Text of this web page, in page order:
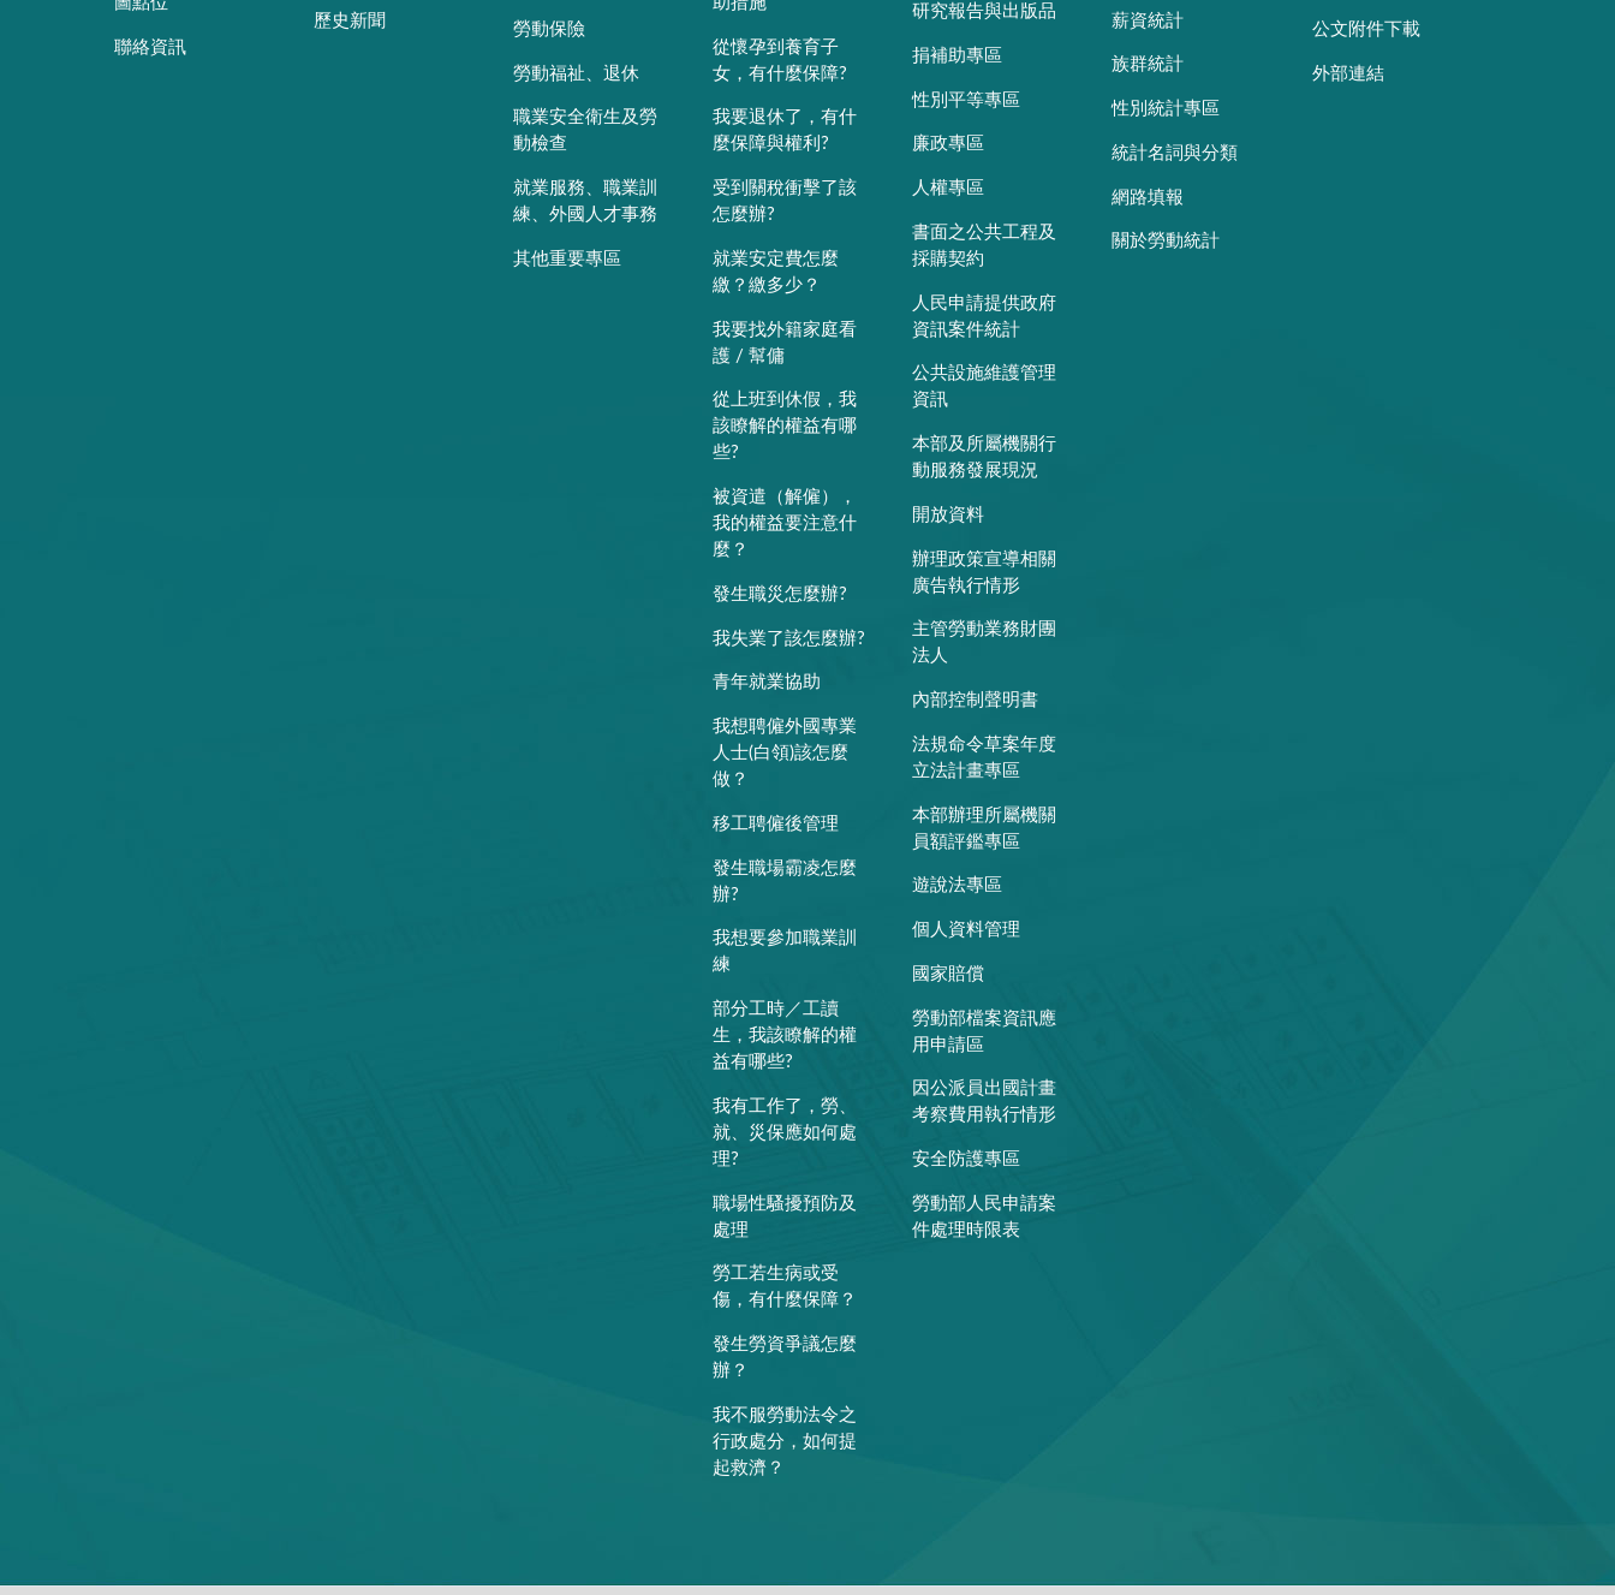
聯絡資訊
歷史新聞 勞動保險
勞動福祉、退休
職業安全衛生及勞
動檢查
就業服務、職業訓
練、外國人才事務
其他重要專區
從懷孕到養育子
女，有什麼保障?
我要退休了，有什
麼保障與權利?
受到關稅衝擊了該
怎麼辦?
就業安定費怎麼
繳？繳多少？
我要找外籍家庭看
護 / 幫傭
從上班到休假，我
該瞭解的權益有哪
些?
被資遣（解僱），
我的權益要注意什
麼？
發生職災怎麼辦?
我失業了該怎麼辦?
青年就業協助
我想聘僱外國專業
人士(白領)該怎麼
做？
移工聘僱後管理
發生職場霸凌怎麼
辦?
我想要參加職業訓
練
部分工時／工讀
生，我該瞭解的權
益有哪些?
我有工作了，勞、
就、災保應如何處
理?
職場性騷擾預防及
處理
勞工若生病或受
傷，有什麼保障？
發生勞資爭議怎麼
辦？
我不服勞動法令之
行政處分，如何提
起救濟？
研究報告與出版品
捐補助專區
性別平等專區
廉政專區
人權專區
書面之公共工程及
採購契約
人民申請提供政府
資訊案件統計
公共設施維護管理
資訊
本部及所屬機關行
動服務發展現況
開放資料
辦理政策宣導相關
廣告執行情形
主管勞動業務財團
法人
內部控制聲明書
法規命令草案年度
立法計畫專區
本部辦理所屬機關
員額評鑑專區
遊說法專區
個人資料管理
國家賠償
勞動部檔案資訊應
用申請區
因公派員出國計畫
考察費用執行情形
安全防護專區
勞動部人民申請案
件處理時限表
薪資統計
族群統計
性別統計專區
統計名詞與分類
網路填報
關於勞動統計
公文附件下載
外部連結